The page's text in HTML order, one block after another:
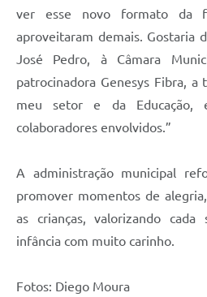
ver esse novo formato da
aproveitaram demais. Gostaria
José Pedro, à Câmara
patrocinadora Genesys Fibra,
meu setor e da
colaboradores envolvidos.”
A administração municipal
promover momentos de
as crianças, valorizando
infância com muito carinho.
Fotos: Diego Moura